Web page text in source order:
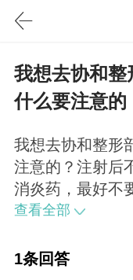
我想去协和整
什么要注意的
我想去协和整形
注意的？注射后
消炎药，最好不
查看全部
1条回答